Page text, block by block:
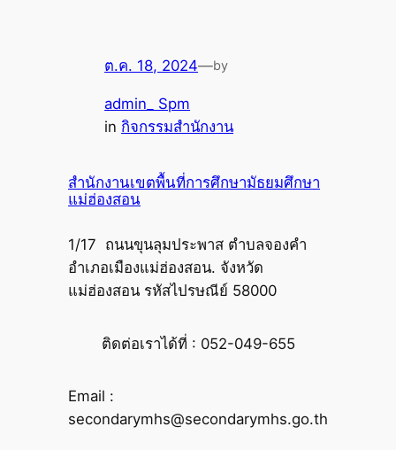
ต.ค. 18, 2024—by
admin_ Spm
in กิจกรรมสำนักงาน
สำนักงานเขตพื้นที่การศึกษามัธยมศึกษา
แม่ฮ่องสอน
1/17 ถนนขุนลุมประพาส ตำบลจองคำ
อำเภอเมืองแม่ฮ่องสอน. จังหวัด
แม่ฮ่องสอน รหัสไปรษณีย์ 58000
ติดต่อเราได้ที่ : 052-049-655
Email :
secondarymhs@secondarymhs.go.th